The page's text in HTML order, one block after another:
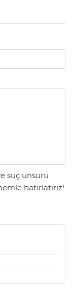
suç unsuru
hatırlatırız!